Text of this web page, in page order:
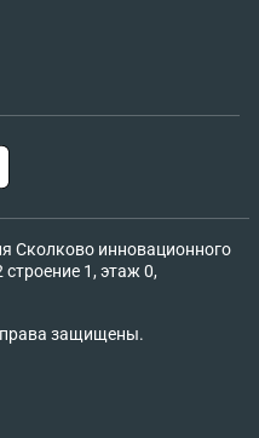
Сколково инновационного
1, этаж 0,
защищены.